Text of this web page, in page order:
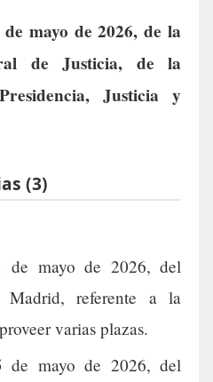
mayo de 2026, de la
de Justicia, de la
Justicia y
(3)
de mayo de 2026, del
Madrid, referente a la
varias plazas.
de mayo de 2026, del